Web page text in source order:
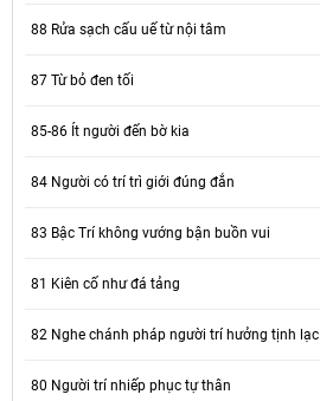
88 Rửa sạch cấu uế từ nội tâm
87 Từ bỏ đen tối
85-86 Ít người đến bờ kia
84 Người có trí trì giới đúng đắn
83 Bậc Trí không vướng bận buồn vui
81 Kiên cố như đá tảng
82 Nghe chánh pháp người trí hưởng tịnh lạc
80 Người trí nhiếp phục tự thân